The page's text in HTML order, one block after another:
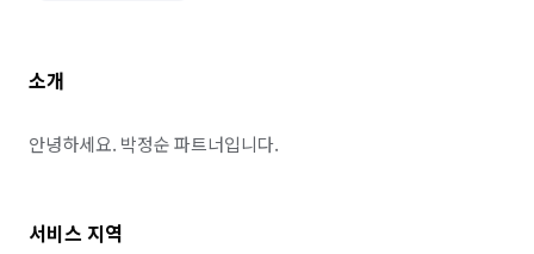
소개
안녕하세요. 박정순 파트너입니다.
서비스 지역